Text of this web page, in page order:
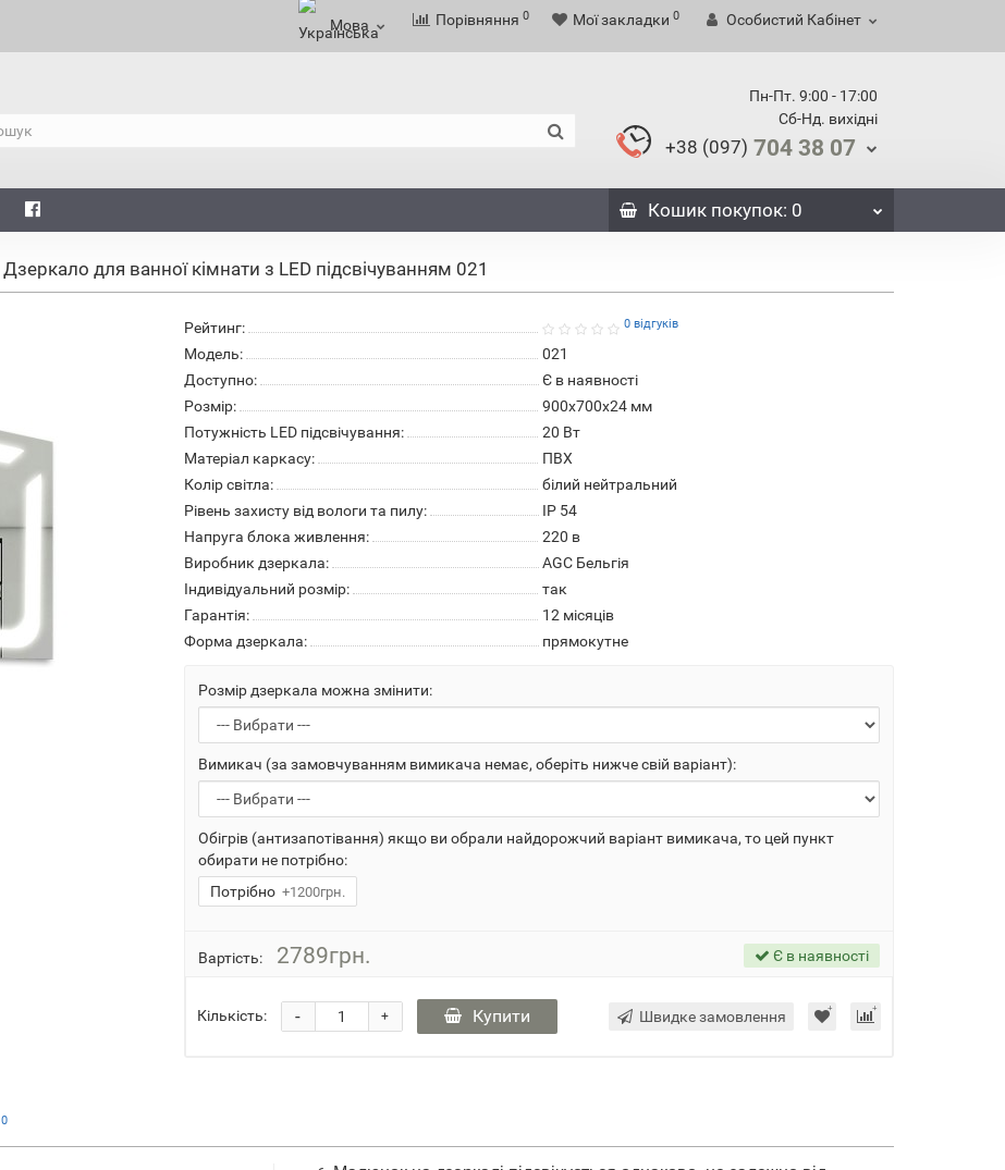
Мова Порівняння 0 Мої закладки 0 Особистий Кабінет
Пн-Пт. 9:00 - 17:00
Сб-Нд. вихідні
+38 (097) 704 38 07
Кошикпокупок: 0
Дзеркало для ванної кімнати з LED підсвічуванням 021
Рейтинг: 0 відгуків
Модель:
021
Доступно:
Є в наявності
Розмір:
900х700х24 мм
Потужність LED підсвічування:
20 Вт
Матеріал каркасу:
ПВХ
Колір світла:
білий нейтральний
Рівень захисту від вологи та пилу:
IP 54
Напруга блока живлення:
220 в
Виробник дзеркала:
AGC Бельгія
Індивідуальний розмір:
так
Гарантія:
12 місяців
Форма дзеркала:
прямокутне
Розмір дзеркала можна змінити:
Вимикач (за замовчуванням вимикача немає, оберіть нижче свій варіант):
Обігрів (антизапотівання) якщо ви обрали найдорожчий варіант вимикача, то цей пункт
обирати не потрібно:
Потрібно +1200грн.
Вартість: 2789грн. Є в наявності
Кількість: +
- Купити Швидке замовлення
0